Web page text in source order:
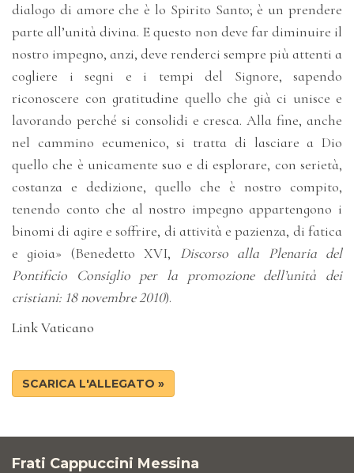
dialogo di amore che è lo Spirito Santo; è un prendere
parte all’unità divina. E questo non deve far diminuire il
nostro impegno, anzi, deve renderci sempre più attenti a
cogliere i segni e i tempi del Signore, sapendo
riconoscere con gratitudine quello che già ci unisce e
lavorando perché si consolidi e cresca. Alla fine, anche
nel cammino ecumenico, si tratta di lasciare a Dio
quello che è unicamente suo e di esplorare, con serietà,
costanza e dedizione, quello che è nostro compito,
tenendo conto che al nostro impegno appartengono i
binomi di agire e soffrire, di attività e pazienza, di fatica
e gioia» (Benedetto XVI, Discorso alla Plenaria del
Pontificio Consiglio per la promozione dell’unità dei
cristiani: 18 novembre 2010).
Link Vaticano
SCARICA L'ALLEGATO »
Frati Cappuccini Messina